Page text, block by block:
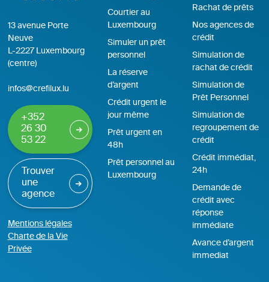
13 avenue Porte
Neuve
L-2227 Luxembourg
(centre)
infos@crefilux.lu
+352
26 30
53 22
Trouver
une
agence
Mentions légales
Charte de la Vie
Privée
Courtier au
Luxembourg
Simuler un prêt
personnel
La réserve
d’argent
Crédit urgent le
jour même
Prêt urgent en
48h
Prêt personnel au
Luxembourg
Rachat de prêts
Nos agences de
crédit
Simulation de
rachat de crédit
Simulation de
Prêt Personnel
Simulation de
regroupement de
crédit
Crédit immédiat,
24h
Demande de
crédit avec
réponse
immédiate
Avance d’argent
immediat